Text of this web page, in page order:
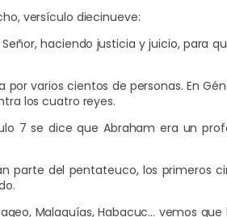
versículo diecinueve:
haciendo justicia y juicio, para
varios cientos de personas. En
los cuatro reyes.
7 se dice que Abraham era un
parte del pentateuco, los primeros
Malaquías, Habacuc… vemos que